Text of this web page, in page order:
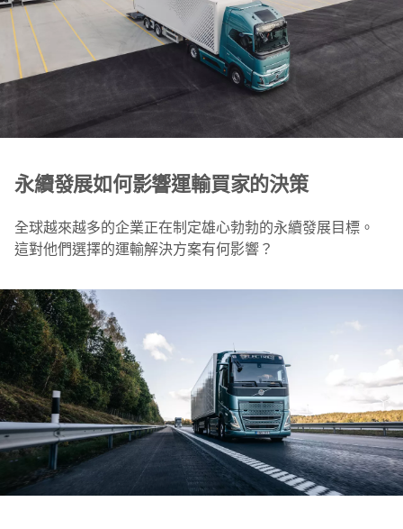
永續發展如何影響運輸買家的決策
全球越來越多的企業正在制定雄心勃勃的永續發展目標。
這對他們選擇的運輸解決方案有何影響？